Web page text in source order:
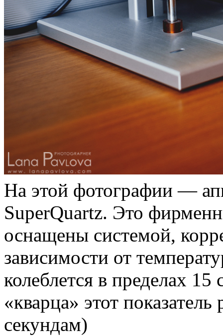
На этой фотографии —
SuperQuartz. Это
оснащены системой,
зависимости от
колеблется в пределах
«кварца» этот
секундам)